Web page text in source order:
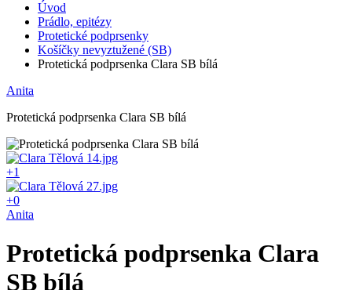
Úvod
Prádlo, epitézy
Protetické podprsenky
Košíčky nevyztužené (SB)
Protetická podprsenka Clara SB bílá
Anita
Protetická podprsenka Clara SB bílá
+1
+0
Anita
Protetická podprsenka Clara
SB bílá